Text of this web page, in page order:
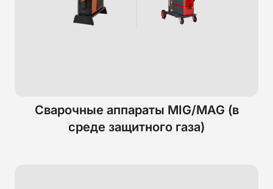
Сварочные аппараты MIG/MAG (в
среде защитного газа)